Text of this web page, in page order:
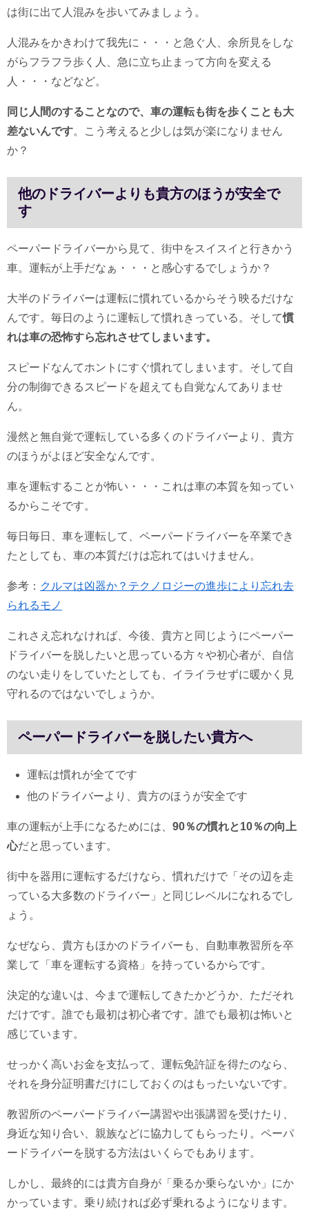
は街に出て人混みを歩いてみましょう。
人混みをかきわけて我先に・・・と急ぐ人、余所見をしな
がらフラフラ歩く人、急に立ち止まって方向を変える
人・・・などなど。
同じ人間のすることなので、車の運転も街を歩くことも大
差ないんです。こう考えると少しは気が楽になりません
か？
他のドライバーよりも貴方のほうが安全で
す
ペーパードライバーから見て、街中をスイスイと行きかう
車。運転が上手だなぁ・・・と感心するでしょうか？
大半のドライバーは運転に慣れているからそう映るだけな
んです。毎日のように運転して慣れきっている。そして慣
れは車の恐怖すら忘れさせてしまいます。
スピードなんてホントにすぐ慣れてしまいます。そして自
分の制御できるスピードを超えても自覚なんてありませ
ん。
漫然と無自覚で運転している多くのドライバーより、貴方
のほうがよほど安全なんです。
車を運転することが怖い・・・これは車の本質を知ってい
るからこそです。
毎日毎日、車を運転して、ペーパードライバーを卒業でき
たとしても、車の本質だけは忘れてはいけません。
参考： クルマは凶器か？テクノロジーの進歩により忘れ去
られるモノ
これさえ忘れなければ、今後、貴方と同じようにペーパー
ドライバーを脱したいと思っている方々や初心者が、自信
のない走りをしていたとしても、イライラせずに暖かく見
守れるのではないでしょうか。
ペーパードライバーを脱したい貴方へ
運転は慣れが全てです
他のドライバーより、貴方のほうが安全です
車の運転が上手になるためには、 90％の慣れと10％の向上
心だと思っています。
街中を器用に運転するだけなら、慣れだけで「その辺を走
っている大多数のドライバー」と同じレベルになれるでし
ょう。
なぜなら、貴方もほかのドライバーも、自動車教習所を卒
業して「車を運転する資格」を持っているからです。
決定的な違いは、今まで運転してきたかどうか、ただそれ
だけです。誰でも最初は初心者です。誰でも最初は怖いと
感じています。
せっかく高いお金を支払って、運転免許証を得たのなら、
それを身分証明書だけにしておくのはもったいないです。
教習所のペーパードライバー講習や出張講習を受けたり、
身近な知り合い、親族などに協力してもらったり。ペーパ
ードライバーを脱する方法はいくらでもあります。
しかし、最終的には貴方自身が「乗るか乗らないか」にか
かっています。乗り続ければ必ず乗れるようになります。